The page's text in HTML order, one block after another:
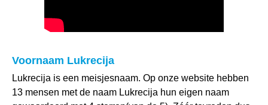
Voornaam Lukrecija
Lukrecija is een meisjesnaam. Op onze website hebben
13 mensen met de naam Lukrecija hun eigen naam